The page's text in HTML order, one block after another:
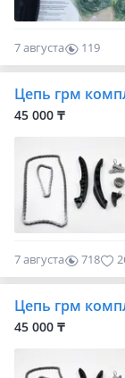
7 августа
119
0
Цепь грм
45 000 ₸
7 августа 718
Цепь грм
45 000 ₸